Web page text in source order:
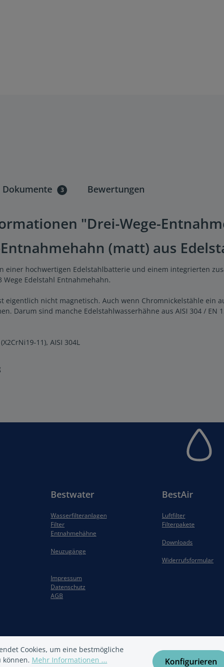
Dokumente 3 Bewertungen
"Drei-Wege-
(matt) aus
einer hochwertigen Edelstahlbatterie und einem integrierten
Edelstahl Entnahmehahn.
eigentlich nicht magnetisch. Auch wenn Chromnickelstähle
Darum sind manche Edelstahlwasserhähne aus AISI 304 /
11), AISI 304L
Bestwater
Wasserfilteranlagen
Filter
Entnahmehähne
Neuzugänge
Impressum
Datenschutz
AGB
BestAir
Luftfilter
Filterpakete
Downloads
Widerrufsformular
Cookies, um eine bestmögliche
können. Mehr Informationen ... Konfigurieren